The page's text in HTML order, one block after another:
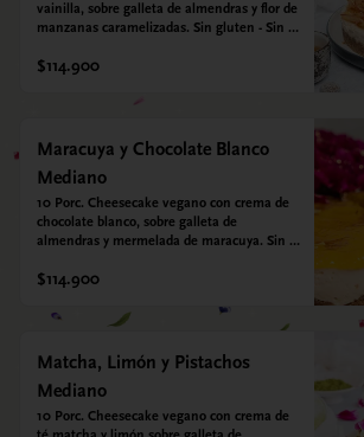
vainilla, sobre galleta de almendras y flor de
manzanas caramelizadas. Sin gluten - Sin
$114.900
Maracuya y Chocolate Blanco
Mediano
10 Porc. Cheesecake vegano con crema de
chocolate blanco, sobre galleta de
almendras y mermelada de maracuya. Sin
$114.900
Matcha, Limón y Pistachos
Mediano
10 Porc. Cheesecake vegano con crema de